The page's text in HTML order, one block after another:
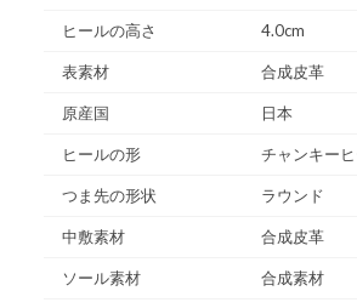
ヒールの高さ 4.0cm
表素材 合成皮革
原産国 日本
ヒールの形 チャンキー
つま先の形状 ラウンド
中敷素材 合成皮革
ソール素材 合成素材